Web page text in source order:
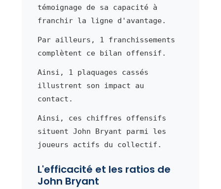
témoignage de sa capacité à
franchir la ligne d'avantage.
Par ailleurs, 1 franchissements
complètent ce bilan offensif.
Ainsi, 1 plaquages cassés
illustrent son impact au
contact.
Ainsi, ces chiffres offensifs
situent John Bryant parmi les
joueurs actifs du collectif.
L'efficacité et les ratios de
John Bryant